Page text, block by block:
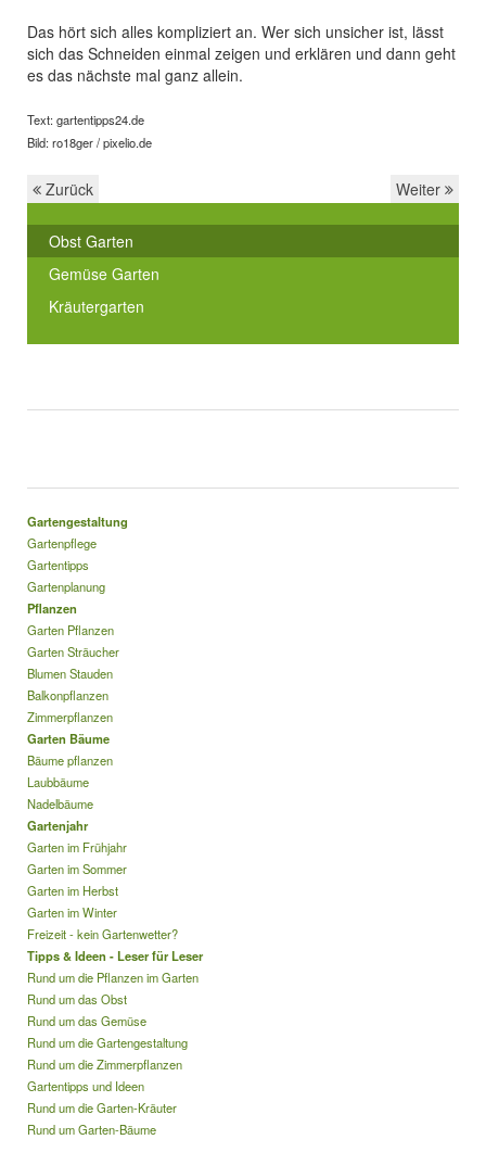
Das hört sich alles kompliziert an. Wer sich unsicher ist, lässt
sich das Schneiden einmal zeigen und erklären und dann geht
es das nächste mal ganz allein.
Text: gartentipps24.de
Bild: ro18ger / pixelio.de
Zurück Weiter
Obst Garten
Gemüse Garten
Kräutergarten
Gartengestaltung
Gartenpflege
Gartentipps
Gartenplanung
Pflanzen
Garten Pflanzen
Garten Sträucher
Blumen Stauden
Balkonpflanzen
Zimmerpflanzen
Garten Bäume
Bäume pflanzen
Laubbäume
Nadelbäume
Gartenjahr
Garten im Frühjahr
Garten im Sommer
Garten im Herbst
Garten im Winter
Freizeit - kein Gartenwetter?
Tipps & Ideen - Leser für Leser
Rund um die Pflanzen im Garten
Rund um das Obst
Rund um das Gemüse
Rund um die Gartengestaltung
Rund um die Zimmerpflanzen
Gartentipps und Ideen
Rund um die Garten-Kräuter
Rund um Garten-Bäume